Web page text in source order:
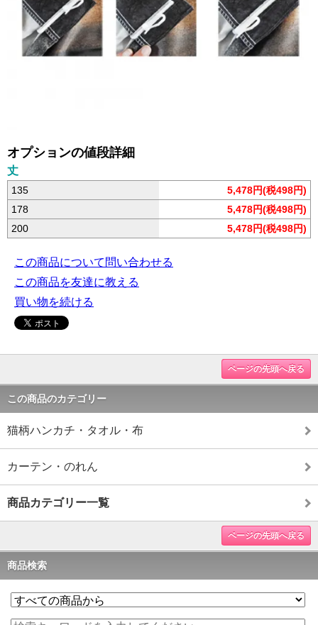
オプションの値段詳細
丈
135
5,478円(税498円)
178
5,478円(税498円)
200
5,478円(税498円)
この商品について問い合わせる
この商品を友達に教える
買い物を続ける
ページの先頭へ戻る
この商品のカテゴリー
猫柄ハンカチ・タオル・布
カーテン・のれん
商品カテゴリー一覧
ページの先頭へ戻る
商品検索